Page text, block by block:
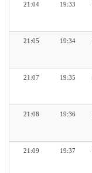
19:33
21:04
19:34
21:05
19:35
21:07
19:36
21:08
19:37
21:09